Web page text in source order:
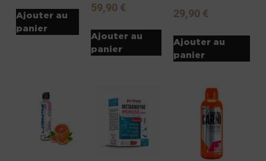
Ajouter au
panier
59,90 €
Ajouter au
panier
29,90 €
Ajouter au
panier